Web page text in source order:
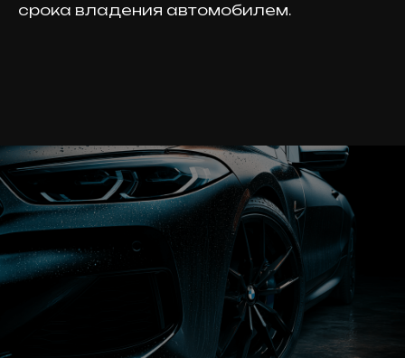
срока владения автомобилем.